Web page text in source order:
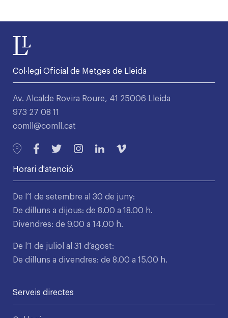
Col·legi Oficial de Metges de Lleida
Av. Alcalde Rovira Roure, 41 25006 Lleida
973 27 08 11
comll@comll.cat
Horari d'atenció
De l’1 de setembre al 30 de juny:
De dilluns a dijous: de 8.00 a 18.00 h.
Divendres: de 9.00 a 14.00 h.
De l’1 de juliol al 31 d’agost:
De dilluns a divendres: de 8.00 a 15.00 h.
Serveis directes